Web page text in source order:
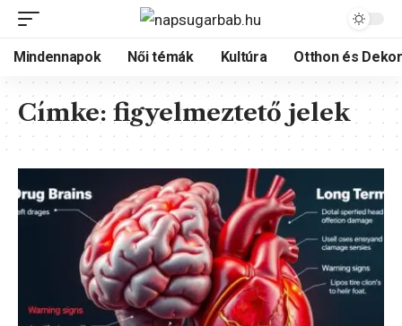
Mindennapok Női témák Kultúra Otthon és
Címke: figyelmeztető jelek